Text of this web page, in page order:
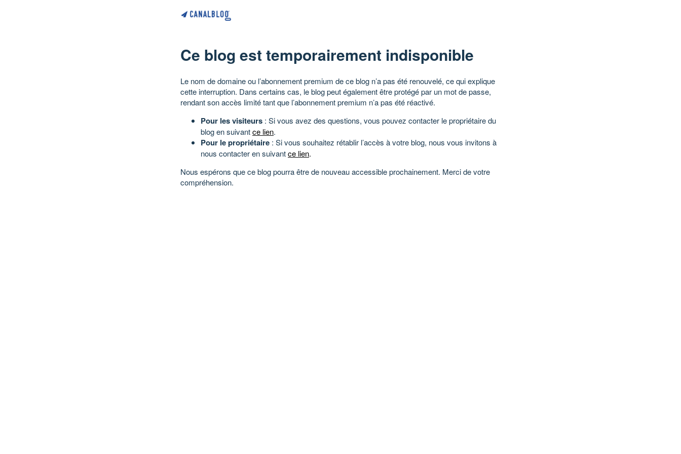
Ce blog est temporairement indisponible
Le nom de domaine ou l’abonnement premium de ce blog n’a pas été renouvelé, ce qui explique
cette interruption. Dans certains cas, le blog peut également être protégé par un mot de passe,
rendant son accès limité tant que l’abonnement premium n’a pas été réactivé.
Pour les visiteurs : Si vous avez des questions, vous pouvez contacter le propriétaire du
blog en suivantce lien.
Pour le propriétaire : Si vous souhaitez rétablir l’accès à votre blog, nous vous invitons à
nous contacter en suivantce lien.
Nous espérons que ce blog pourra être de nouveau accessible prochainement. Merci de votre
compréhension.